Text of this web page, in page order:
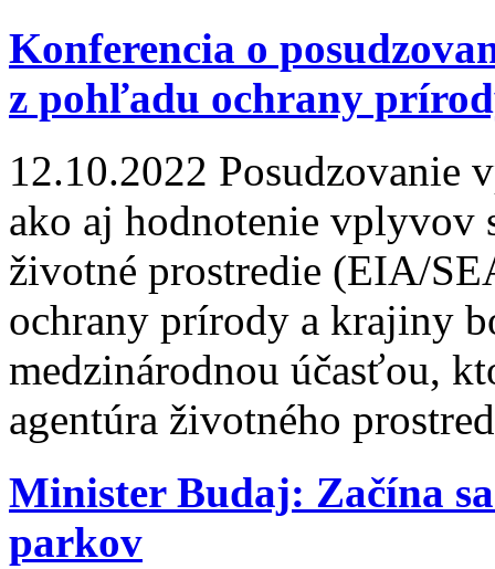
Konferencia o
z pohľadu ochrany
12.10.2022 Posudzovanie
ako aj hodnotenie vplyvov
životné prostredie (EIA/
ochrany prírody a krajiny
medzinárodnou účasťou,
agentúra životného
Minister Budaj: Začína
parkov